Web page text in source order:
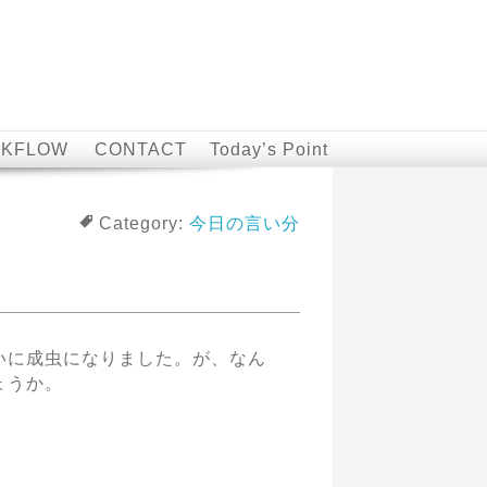
CONTACT Today’s Point
Category: 今日の言い分
成虫になりました。が、なん
か。